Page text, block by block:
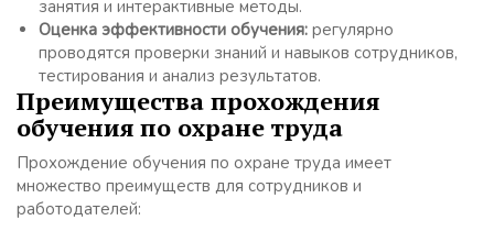
занятия и интерактивные методы.
Оценка эффективности обучения: регулярно
проводятся проверки знаний и навыков сотрудников,
тестирования и анализ результатов.
Преимущества прохождения
обучения по охране труда
Прохождение обучения по охране труда имеет
множество преимуществ для сотрудников и
работодателей: